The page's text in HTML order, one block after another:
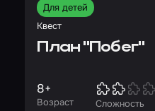
Для детей
Квест
План "Побег"
Возраст
8+
Сложность